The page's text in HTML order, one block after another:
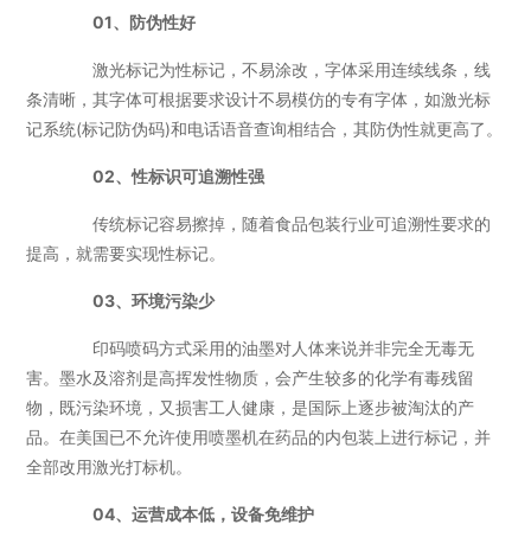
01、防伪性好
激光标记为性标记，不易涂改，字体采用连续线条，线
条清晰，其字体可根据要求设计不易模仿的专有字体，如激光标
记系统(标记防伪码)和电话语音查询相结合，其防伪性就更高了。
02、性标识可追溯性强
传统标记容易擦掉，随着食品包装行业可追溯性要求的
提高，就需要实现性标记。
03、环境污染少
印码喷码方式采用的油墨对人体来说并非完全无毒无
害。墨水及溶剂是高挥发性物质，会产生较多的化学有毒残留
物，既污染环境，又损害工人健康，是国际上逐步被淘汰的产
品。在美国已不允许使用喷墨机在药品的内包装上进行标记，并
全部改用激光打标机。
04、运营成本低，设备免维护